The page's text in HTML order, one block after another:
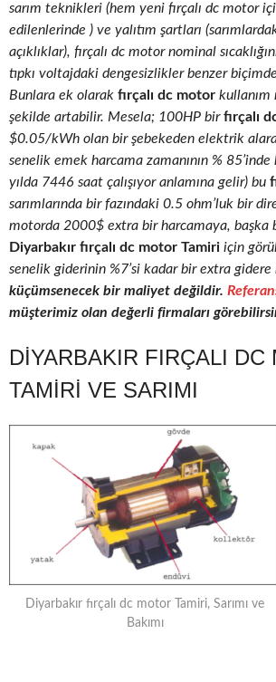
sarım teknikleri (hem yeni fırçalı dc motor
edilenlerinde ) ve yalıtım şartları
açıklıklar), fırçalı dc motor nominal
tıpkı voltajdaki dengesizlikler benzer
Bunlara ek olarak fırçalı dc motor
şekilde artabilir. Mesela; 100HP birfırçalı
$0.05/kWh olan bir şebekeden elektrik
senelik emek harcama zamanının % 85’inde
yılda 7446 saat çalışıyor anlamına gelir) bu
sarımlarında bir fazındaki 0.5 ohm’luk bir
motorda 2000$ extra bir harcamaya, başka
Diyarbakır fırçalı dc motor Tamiri için
senelik giderinin %7’si kadar bir extra gidere
küçümsenecek bir maliyet değildir.
müşterimiz olan değerli firmaları
DIYARBAKIR FIRÇALI DC
TAMIRI VE SARIMI
Diyarbakır fırçalı dc motor Tamiri, Sarımı ve
Bakımı